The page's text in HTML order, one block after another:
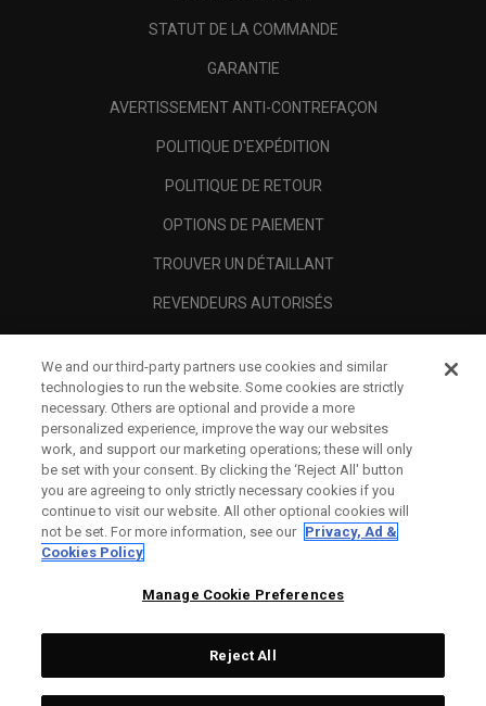
STATUT DE LA COMMANDE
GARANTIE
AVERTISSEMENT ANTI-CONTREFAÇON
POLITIQUE D'EXPÉDITION
POLITIQUE DE RETOUR
OPTIONS DE PAIEMENT
TROUVER UN DÉTAILLANT
REVENDEURS AUTORISÉS
A PROPOS
MENTIONS LÉGALES
We and our third-party partners use cookies and similar
technologies to run the website. Some cookies are strictly
necessary. Others are optional and provide a more
personalized experience, improve the way our websites
work, and support our marketing operations; these will only
be set with your consent. By clicking the ‘Reject All' button
you are agreeing to only strictly necessary cookies if you
continue to visit our website. All other optional cookies will
not be set. For more information, see our Privacy, Ad &
Cookies Policy
Manage Cookie Preferences
Reject All